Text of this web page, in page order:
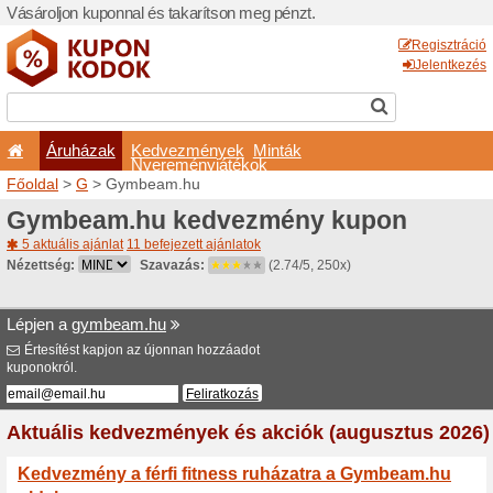
Vásároljon kuponnal és
Áruházak
Főoldal>G>